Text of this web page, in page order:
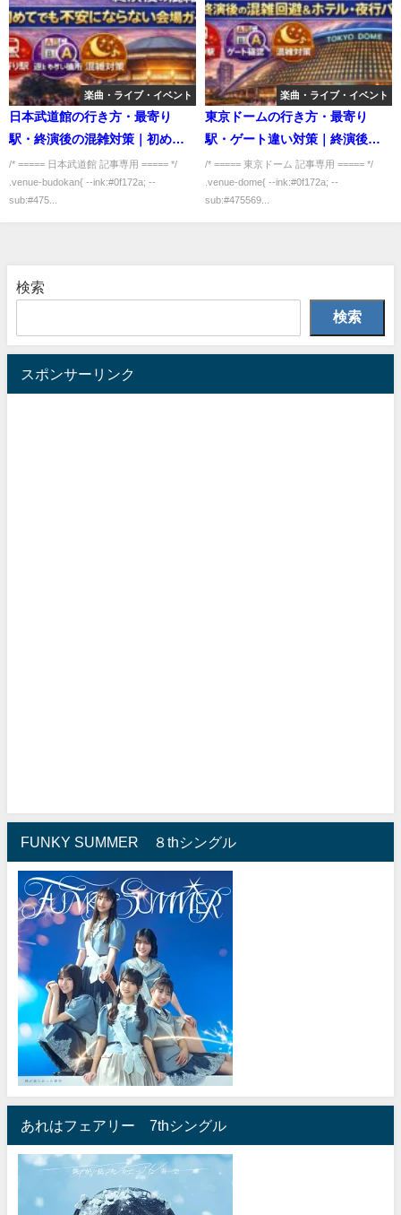
楽曲・ライブ・イベント
日本武道館の行き方・最寄り
駅・終演後の混雑対策｜初めて
でも不安にならない会場ガイド
/* ===== 日本武道館 記事専用 ===== */
.venue-budokan{ --ink:#0f172a; --
sub:#475...
楽曲・ライブ・イベント
東京ドームの行き方・最寄り
駅・ゲート違い対策｜終演後の
混雑回避＆ホテル・夜行バス
/* ===== 東京ドーム 記事専用 ===== */
.venue-dome{ --ink:#0f172a; --
sub:#475569...
検索
検索
スポンサーリンク
FUNKY SUMMER ８thシングル
あれはフェアリー 7thシングル